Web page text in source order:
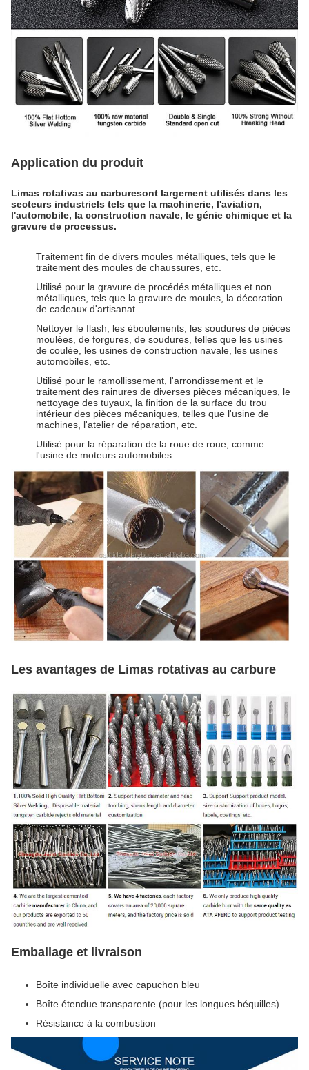
Application du produit
Limas rotativas au carburesont largement utilisés dans les
secteurs industriels tels que la machinerie, l'aviation,
l'automobile, la construction navale, le génie chimique et la
gravure de processus.
Traitement fin de divers moules métalliques, tels que le
traitement des moules de chaussures, etc.
Utilisé pour la gravure de procédés métalliques et non
métalliques, tels que la gravure de moules, la décoration
de cadeaux d'artisanat
Nettoyer le flash, les éboulements, les soudures de pièces
moulées, de forgures, de soudures, telles que les usines
de coulée, les usines de construction navale, les usines
automobiles, etc.
Utilisé pour le ramollissement, l'arrondissement et le
traitement des rainures de diverses pièces mécaniques, le
nettoyage des tuyaux, la finition de la surface du trou
intérieur des pièces mécaniques, telles que l'usine de
machines, l'atelier de réparation, etc.
Utilisé pour la réparation de la roue de roue, comme
l'usine de moteurs automobiles.
Les avantages de Limas rotativas au carbure
Emballage et livraison
Boîte individuelle avec capuchon bleu
Boîte étendue transparente (pour les longues béquilles)
Résistance à la combustion